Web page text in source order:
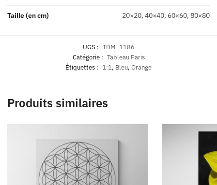
Taille (en cm) 20×20, 40×40, 60×60, 80×80
UGS : TDM_1186
Catégorie : Tableau Paris
Étiquettes : 1:1, Bleu, Orange
Produits similaires